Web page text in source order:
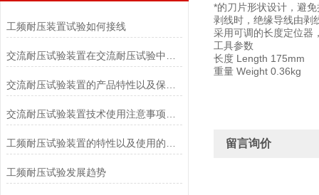
工频耐压装置试验如何接线
工频耐压试验发展趋势
*的刀片形状设计，避
剥线时，绝缘导线由剥
采用可调的长度定位器
工具参数
长度 Length 175mm
重量 Weight 0.36kg
留言询价